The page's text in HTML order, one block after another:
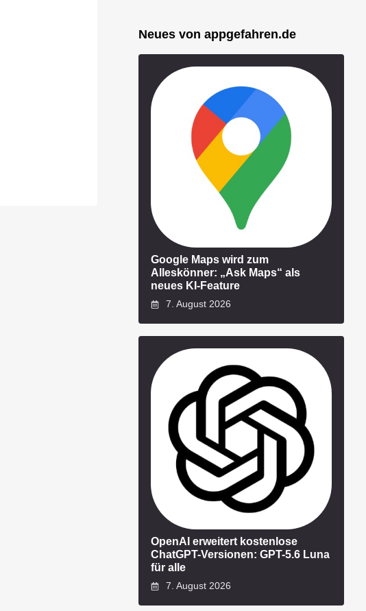
Neues von appgefahren.de
Google Maps wird zum
Alleskönner: „Ask Maps“ als
neues KI-Feature
7. August 2026
OpenAI erweitert kostenlose
ChatGPT-Versionen: GPT-5.6 Luna
für alle
7. August 2026